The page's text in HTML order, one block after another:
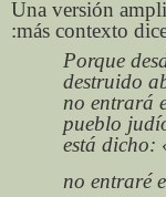
Una versión
más contexto
Porque
destruido
no entrará
pueblo
está dicho:
no entraré